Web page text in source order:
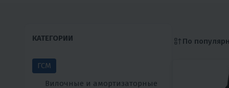
КАТЕГОРИИ
ГСМ
Вилочные и амортизаторные
По